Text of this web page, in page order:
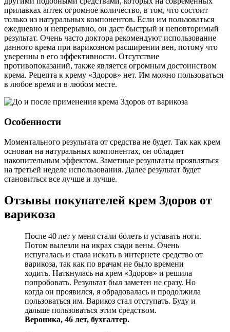
прилавках аптек огромное количество, в том, что состоит
только из натуральных компонентов. Если им пользоваться
ежедневно и непрерывно, он даст быстрый и неповторимый
результат. Очень часто доктора рекомендуют использование
данного крема при варикозном расширении вен, потому что
уверенны в его эффективности. Отсутствие
противопоказаний, также является огромным достоинством
крема. Рецепта к крему «Здоров» нет. Им можно пользоваться
в любое время и в любом месте.
Особенности
Моментального результата от средства не будет. Так как крем
основан на натуральных компонентах, он обладает
накопительным эффектом. Заметные результаты проявляться
на третьей неделе использования. Далее результат будет
становиться все лучше и лучше.
Отзывы покупателей крем Здоров от
варикоза
После 40 лет у меня стали болеть и уставать ноги.
Потом вылезли на икрах сзади вены. Очень
испугалась и стала искать в интернете средство от
варикоза, так как по врачам не было времени
ходить. Наткнулась на крем «Здоров» и решила
попробовать. Результат был заметен не сразу. Но
когда он проявился, я обрадовалась и продолжила
пользоваться им. Варикоз стал отступать. Буду и
дальше пользоваться этим средством.
Вероника, 46 лет, бухгалтер.